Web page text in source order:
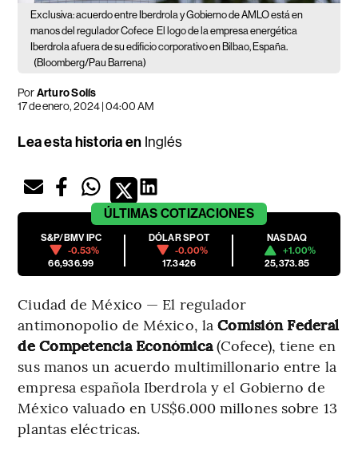
Exclusiva: acuerdo entre Iberdrola y Gobierno de AMLO está en
manos del regulador Cofece El logo de la empresa energética
Iberdrola afuera de su edificio corporativo en Bilbao, España.
(Bloomberg/Pau Barrena)
PorArturo Solís
17 de enero, 2024 | 04:00 AM
Lea esta historia en Inglés
ÚLTIMAS COTIZACIONES
S&P/BMV IPC
-0.53%
66,936.99
DÓLAR SPOT
-0.00%
17.3426
NASDAQ
+1.00%
25,373.85
Ciudad de México — El regulador
antimonopolio de México, laComisión Federal
de Competencia Económica(Cofece), tiene en
sus manos un acuerdo multimillonario entre la
empresa española Iberdrola y el Gobierno de
México valuado en US$6.000 millones sobre 13
plantas eléctricas.